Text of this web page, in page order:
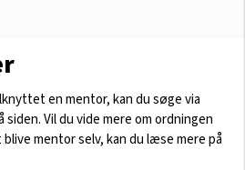
en mentor, kan du søge via
Vil du vide mere om ordningen
mentor selv, kan du læse mere på